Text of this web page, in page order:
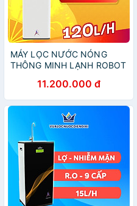
MÁY LỌC NƯỚC NÓNG
THÔNG MINH LẠNH ROBOT
Chính Hãng11.200.000 đ